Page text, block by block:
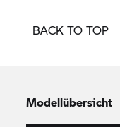
BACK TO TOP
Modellübersicht